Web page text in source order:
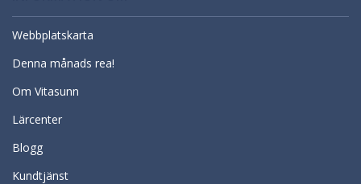
Webbplatskarta
Denna månads rea!
Om Vitasunn
Lärcenter
Blogg
Kundtjänst